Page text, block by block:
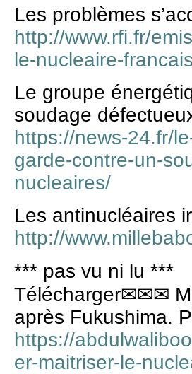
Les problèmes
http://www.rfi.fr/
le-nucleaire-francais
Le groupe
soudage
https://news-24.fr/
garde-contre-un-
nucleaires/
Les antinucléaires
http://
*** pas vu ni lu ***
Télécharger✉✉✉
après Fukushima.
https://
er-maitriser-le-